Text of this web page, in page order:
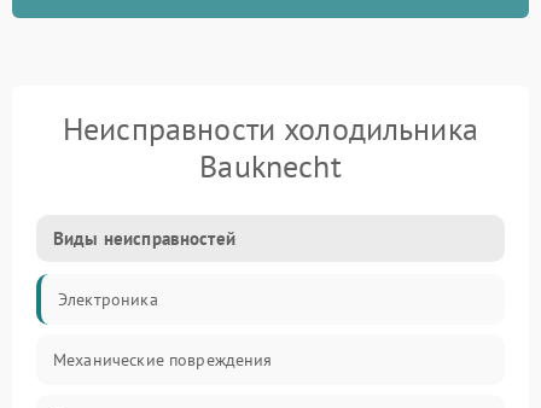
Неисправности холодильника
Bauknecht
Виды неисправностей
Электроника
Механические повреждения